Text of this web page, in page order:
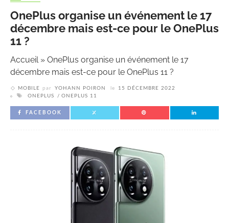
OnePlus organise un événement le 17
décembre mais est-ce pour le OnePlus
11 ?
Accueil» OnePlus organise un événement le 17
décembre mais est-ce pour le OnePlus 11 ?
MOBILE par YOHANN POIRON le
15 DÉCEMBRE 2022
ONEPLUS
ONEPLUS 11
FACEBOOK